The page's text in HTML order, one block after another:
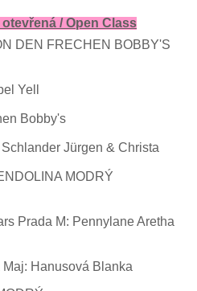
/ Open Class
DEN FRECHEN BOBBY'S
Yell
Bobby's
Schlander Jürgen & Christa
MODRÝ
Prada M: PennylaneAretha
Hanusová Blanka